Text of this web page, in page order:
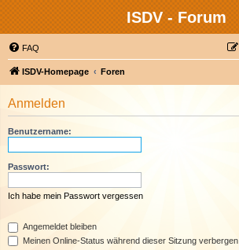
ISDV - Forum
FAQ
ISDV-Homepage Foren
Anmelden
Benutzername:
Passwort:
Ich habe mein Passwort vergessen
Angemeldet bleiben
Meinen Online-Status während dieser Sitzung verbergen